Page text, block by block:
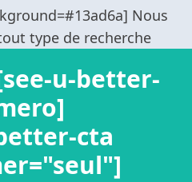
u-better-
cta